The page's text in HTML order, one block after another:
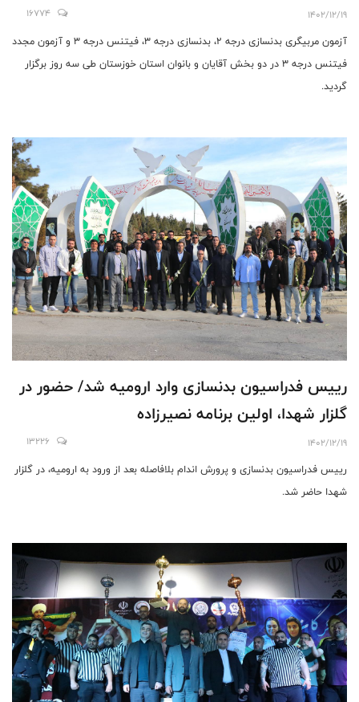
1402/12/19
16774
آزمون مربیگری بدنسازی درجه ۲، بدنسازی درجه ۳، فیتنس درجه ۳ و آزمون مجدد
فیتنس درجه ۳ در دو بخش آقایان و بانوان استان خوزستان طی سه روز برگزار
گردید.
رییس فدراسیون بدنسازی وارد اروميه شد/ حضور در
گلزار شهدا، اولين برنامه نصيرزاده
1402/12/19
13226
رييس فدراسیون بدنسازی و پرورش اندام بلافاصله بعد از ورود به ارومیه، در گلزار
شهدا حاضر شد.